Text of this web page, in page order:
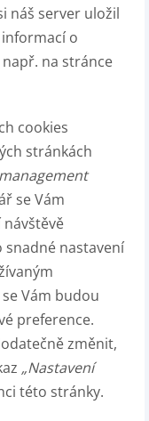
náš server uložil
informací o
na stránce
cookies
stránkách
se Vám
nastavení
Vám budou
preference.
změnit,
„Nastavení
této stránky.